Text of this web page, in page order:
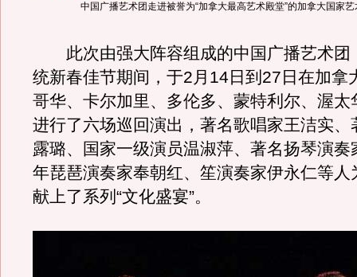
中国广播艺术团走进被誉为“加拿大最高艺术殿堂”的加拿大国家
此次由强大阵容组成的中国广播艺术团
统新春佳节期间，于2月14日到27日在加拿
哥华、卡尔加里、多伦多、蒙特利尔、渥太
进行了六场巡回演出，著名歌唱家王洁实、
露璐、国家一级演员温淑萍、著名扬琴演奏
年琵琶演奏家奉朝红、笙演奏家伊永仁等人
献上了系列“文化盛宴”。